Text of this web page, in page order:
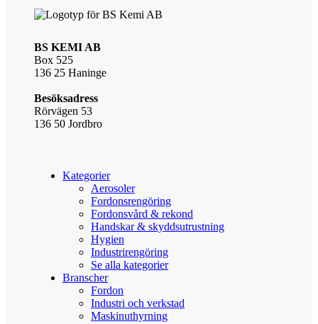
BS KEMI AB
Box 525
136 25 Haninge
Besöksadress
Rörvägen 53
136 50 Jordbro
Kategorier
Aerosoler
Fordonsrengöring
Fordonsvård & rekond
Handskar & skyddsutrustning
Hygien
Industrirengöring
Se alla kategorier
Branscher
Fordon
Industri och verkstad
Maskinuthyrning